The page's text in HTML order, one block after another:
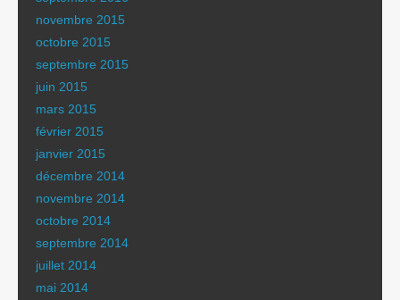
novembre 2015
octobre 2015
septembre 2015
juin 2015
mars 2015
février 2015
janvier 2015
décembre 2014
novembre 2014
octobre 2014
septembre 2014
juillet 2014
mai 2014